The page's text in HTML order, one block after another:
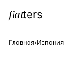
flatters
Главная›Испания